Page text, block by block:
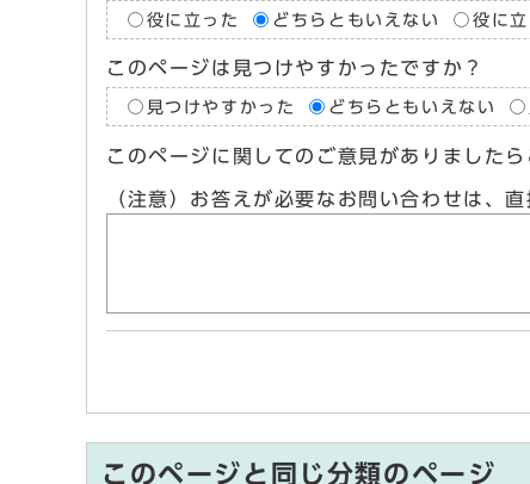
役に立った どちらともいえない 役に
このページは見つけやすかったですか？
見つけやすかった どちらともいえない
このページに関してのご意見がありましたら
（注意）お答えが必要なお問い合わせは、
このページと同じ分類のページ